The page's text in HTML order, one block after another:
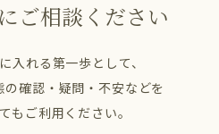
ご相談ください
入れる第一歩として、
確認・疑問・不安などを
もご利用ください。